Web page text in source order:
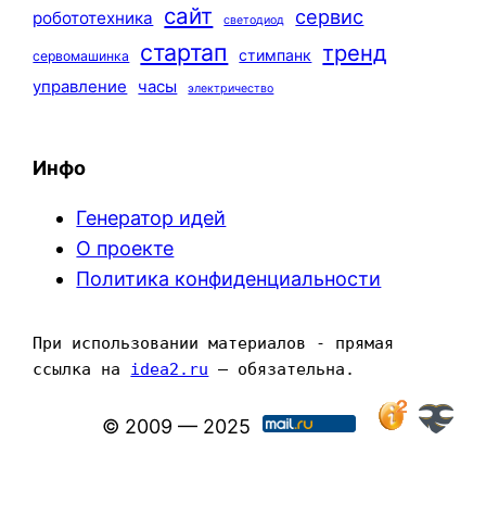
робототехника сайт светодиод сервис
сервомашинка стартап стимпанк тренд
управление часы электричество
Инфо
Генератор идей
О проекте
Политика конфиденциальности
При использовании материалов - прямая
ссылка на idea2.ru — обязательна.
© 2009 — 2025